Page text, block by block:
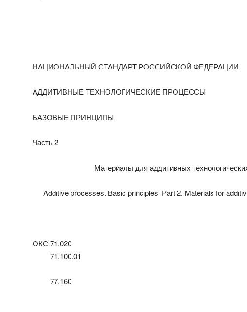
НАЦИОНАЛЬНЫЙ СТАНДАРТ РОССИЙСКОЙ ФЕДЕРАЦИИ
АДДИТИВНЫЕ ТЕХНОЛОГИЧЕСКИЕ ПРОЦЕССЫ
БАЗОВЫЕ ПРИНЦИПЫ
Часть 2
Материалы для аддитивных
Additive processes. Basic principles. Part 2. Materials for
ОКС 71.020
71.100.01
77.160